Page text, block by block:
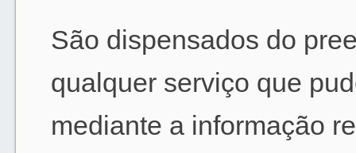
São dispensados do
qualquer serviço que
mediante a informação